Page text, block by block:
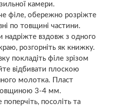
камери.
філе, обережно розріжте
по товщині частини.
надріжте вздовж з одного
розгорніть як книжку.
покладіть філе зрізом
відбивати плоскою
молотка. Пласт
3-4 мм.
поперчіть, посоліть та